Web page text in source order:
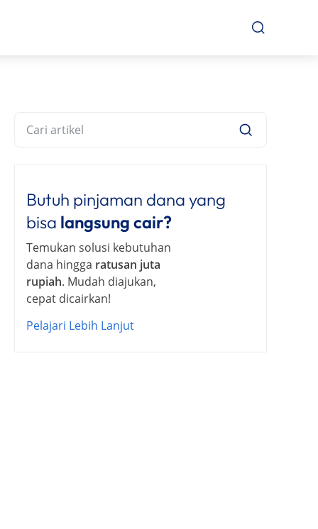
Butuh pinjaman dana yang
bisa langsung cair?
Temukan solusi kebutuhan
dana hingga ratusan juta
rupiah. Mudah diajukan,
cepat dicairkan!
Pelajari Lebih Lanjut